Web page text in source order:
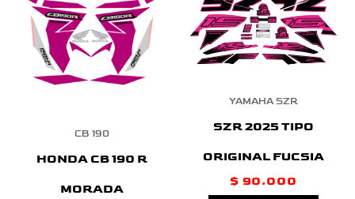
CB 190
HONDA CB 190 R
MORADA
YAMAHA SZR
SZR 2025 TIPO
ORIGINAL FUCSIA
$ 90.000